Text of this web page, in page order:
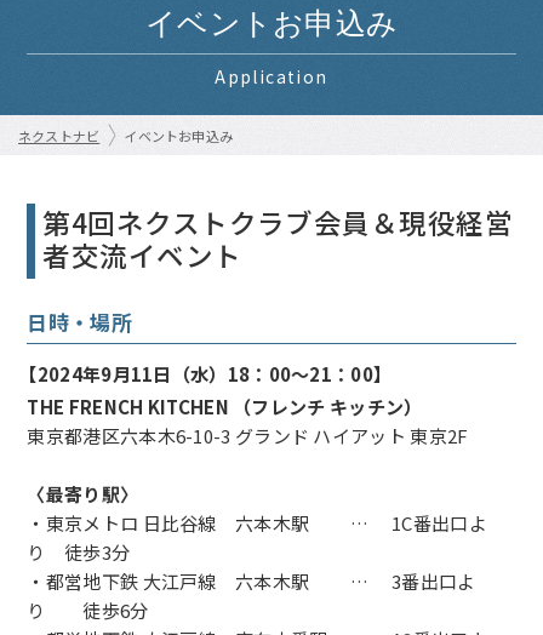
イベントお申込み
Application
ネクストナビ イベントお申込み
第4回ネクストクラブ会員＆現役経営
者交流イベント
日時・場所
【2024年9月11日（水）18：00～21：00】
THE FRENCH KITCHEN （フレンチ キッチン）
東京都港区六本木6-10-3 グランド ハイアット 東京2F
〈最寄り駅〉
・東京メトロ 日比谷線 六本木駅 … 1C番出口よ
り 徒歩3分
・都営地下鉄 大江戸線 六本木駅 … 3番出口よ
り 徒歩6分